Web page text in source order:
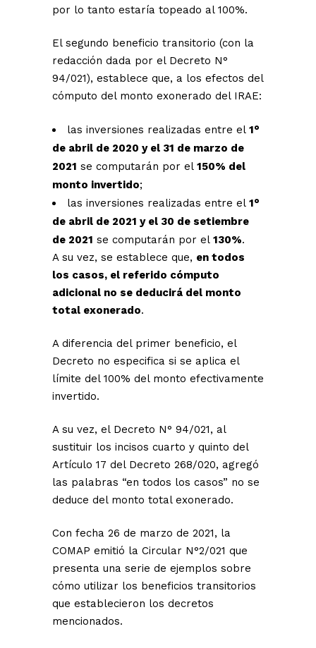
por lo tanto estaría topeado al 100%.
El segundo beneficio transitorio (con la
redacción dada por el Decreto N°
94/021), establece que, a los efectos del
cómputo del monto exonerado del IRAE:
las inversiones realizadas entre el 1°
de abril de 2020 y el 31 de marzo de
2021 se computarán por el 150% del
monto invertido;
las inversiones realizadas entre el 1°
de abril de 2021 y el 30 de setiembre
de 2021 se computarán por el 130%.
A su vez, se establece que, en todos
los casos, el referido cómputo
adicional no se deducirá del monto
total exonerado.
A diferencia del primer beneficio, el
Decreto no especifica si se aplica el
límite del 100% del monto efectivamente
invertido.
A su vez, el Decreto N° 94/021, al
sustituir los incisos cuarto y quinto del
Artículo 17 del Decreto 268/020, agregó
las palabras “en todos los casos” no se
deduce del monto total exonerado.
Con fecha 26 de marzo de 2021, la
COMAP emitió la Circular N°2/021 que
presenta una serie de ejemplos sobre
cómo utilizar los beneficios transitorios
que establecieron los decretos
mencionados.